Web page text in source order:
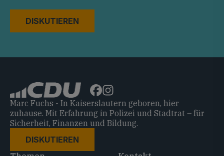
DISKUTIEREN
Marc Fuchs - In Kaiserslautern geboren, hier
zuhause. Mit Erfahrung in Polizei und Stadtrat – für
Sicherheit, Finanzen und Bildung.
DISKUTIEREN